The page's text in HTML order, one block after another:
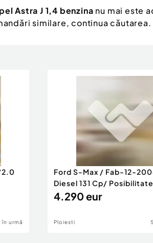
Astra J 1,4 benzina nu mai este
similare, continua căutarea.
2.0
în urmă
Ford S-Max / Fab-12-
Diesel 131 Cp/
4.290 eur
Ploiesti